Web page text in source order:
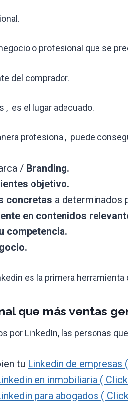
o profesional que se
del comprador.
, es el lugar adecuado.
profesional, puede
/ Branding.
objetivo.
concretas a determinados
en contenidos
competencia.
es la primera
que más ventas
por LinkedIn, las personas
tu Linkedin de empresas
en inmobiliaria (
para abogados (